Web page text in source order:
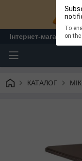
To
on
Інтернет-магазин
КАТАЛОГ